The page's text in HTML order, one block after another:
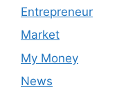
Entrepreneur
Market
My Money
News